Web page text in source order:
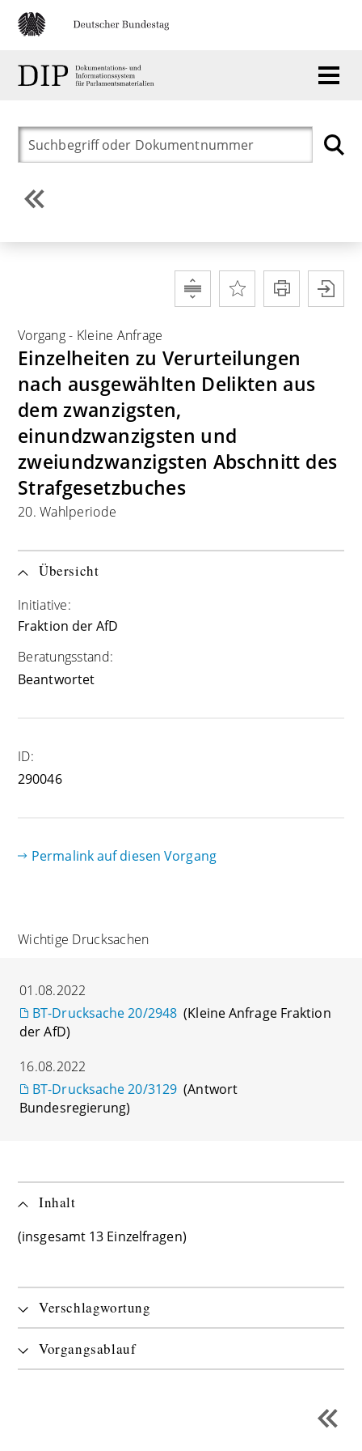
Vorgang- Kleine Anfrage
Einzelheiten zu Verurteilungen
nach ausgewählten Delikten aus
dem zwanzigsten,
einundzwanzigsten und
zweiundzwanzigsten Abschnitt des
Strafgesetzbuches
20. Wahlperiode
Übersicht
Initiative:
Fraktion der AfD
Beratungsstand:
Beantwortet
ID:
290046
Permalink auf diesen Vorgang
Wichtige Drucksachen
01.08.2022
BT-Drucksache 20/2948 (Kleine Anfrage Fraktion
der AfD)
16.08.2022
BT-Drucksache 20/3129 (Antwort
Bundesregierung)
Inhalt
(insgesamt 13 Einzelfragen)
Verschlagwortung
Vorgangsablauf